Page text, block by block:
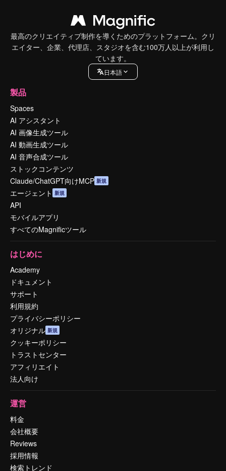
最高のクリエイティブ制作を導くためのプラットフォーム。クリ
エイター、企業、代理店、スタジオを含む100万人以上が利用し
ています。
日本語
製品
Spaces
AI アシスタント
AI 画像生成ツール
AI 動画生成ツール
AI 音声合成ツール
ストックコンテンツ
Claude/ChatGPT向けMCP 新規
エージェント 新規
API
モバイルアプリ
すべてのMagnificツール
はじめに
Academy
ドキュメント
サポート
利用規約
プライバシーポリシー
オリジナル 新規
クッキーポリシー
トラストセンター
アフィリエイト
法人向け
運営
料金
会社概要
Reviews
採用情報
検索トレンド